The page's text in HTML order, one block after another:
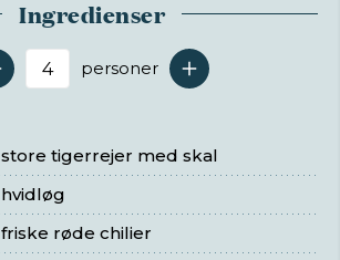
Ingredienser
Antal serveringer
personer
store tigerrejer med skal
hvidløg
friske røde chilier